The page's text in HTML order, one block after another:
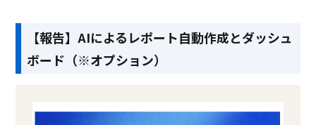
【報告】AIによるレポート自動作成とダッシュ
ボード（※オプション）